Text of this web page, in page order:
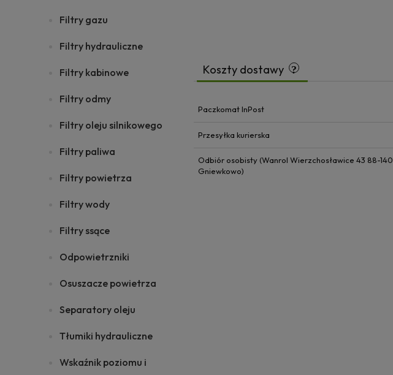
Filtry gazu
Filtry hydrauliczne
Filtry kabinowe
Filtry odmy
Filtry oleju silnikowego
Filtry paliwa
Filtry powietrza
Filtry wody
Filtry ssące
Odpowietrzniki
Osuszacze powietrza
Separatory oleju
Tłumiki hydrauliczne
Wskaźnik poziomu i
Koszty dostawy
Paczkomat InPost
Przesyłka kurierska
Odbiór osobisty (Wanrol Wierzchosławice 43 88-140
Gniewkowo)